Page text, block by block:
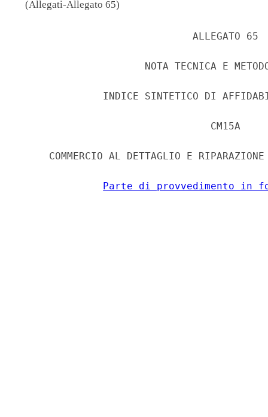
(Allegati-Allegato 65)
                             ALLEGATO 65
NOTA TECNICA E
INDICE SINTETICO DI
                                CM15A
COMMERCIO AL DETTAGLIO E
Parte di provvedimento in